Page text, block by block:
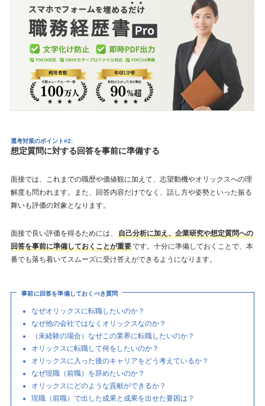
選考対策のポイント#2:
想定質問に対する回答を事前に準備する
面接では、これまでの職歴や価値観に加えて、志望動機やオリックスへの理
解度も問われます。また、回答内容だけでなく、話し方や姿勢といった振る
舞いも評価の対象となります。
面接で良い評価を得るためには、
自己分析に加え、企業研究や想定質問への
回答を事前に準備しておくことが重要です。十分に準備しておくことで、本
番でも落ち着いてスムーズに受け答えができるようになります。
事前に回答を準備しておくべき質問
なぜオリックスに転職したいのか？
なぜ他の会社ではなくオリックスなのか？
（未経験の場合）なぜこの業界に転職したいのか？
オリックスに転職して何をしたいのか？
オリックスに入った後のキャリアをどう考えているか？
なぜ現職（前職）を辞めたいのか？
オリックスにどのような貢献ができるか？
現職（前職）で出した成果と成果を出せた要因は？